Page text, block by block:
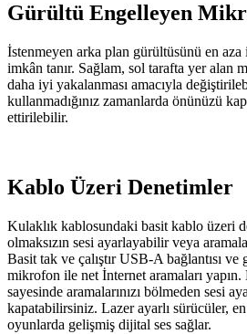
Gürültü Engelleyen
İstenmeyen arka plan gürültüsünü en
imkân tanır. Sağlam, sol tarafta yer alan
daha iyi yakalanması amacıyla
kullanmadığınız zamanlarda önünüzü
ettirilebilir.
Kablo Üzeri Denetimler
Kulaklık kablosundaki basit kablo üzeri
olmaksızın sesi ayarlayabilir veya
Basit tak ve çalıştır USB-A bağlantısı
mikrofon ile net İnternet aramaları
sayesinde aramalarınızı bölmeden sesi
kapatabilirsiniz. Lazer ayarlı sürücüler,
oyunlarda gelişmiş dijital ses sağlar.